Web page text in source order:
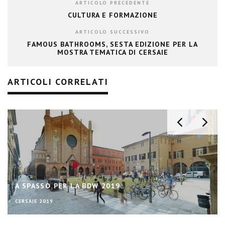
ARTICOLO PRECEDENTE
CULTURA E FORMAZIONE
ARTICOLO SUCCESSIVO
FAMOUS BATHROOMS, SESTA EDIZIONE PER LA
MOSTRA TEMATICA DI CERSAIE
ARTICOLI CORRELATI
A SPASSO PER LA BDW 2019
CERSAIE 2019